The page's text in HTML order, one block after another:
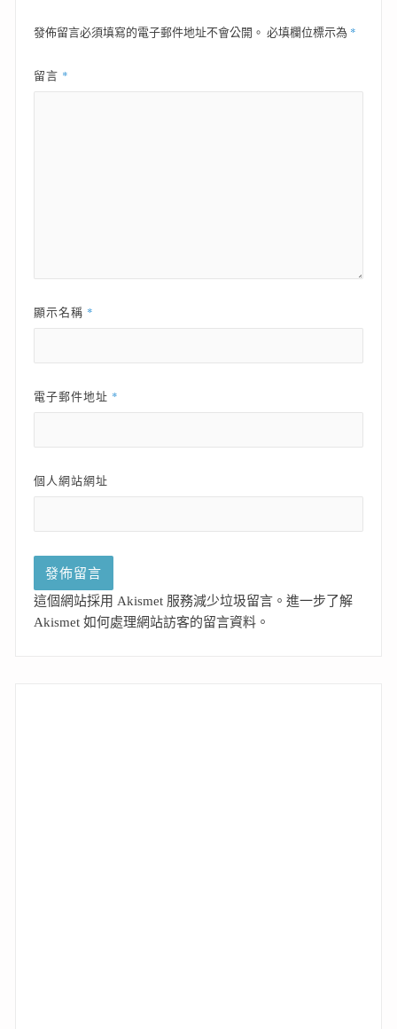
發佈留言必須填寫的電子郵件地址不會公開。 必填欄位標示為 *
留言 *
顯示名稱 *
電子郵件地址 *
個人網站網址
這個網站採用 Akismet 服務減少垃圾留言。 進一步了解
Akismet 如何處理網站訪客的留言資料 。